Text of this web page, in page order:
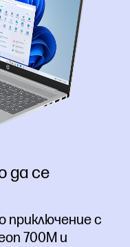
да се
приключение с
700M и